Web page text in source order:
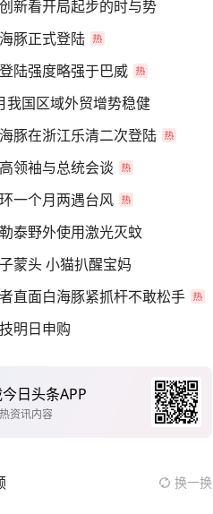
新看开局起步的时与势
豚正式登陆
陆强度略强于巴威
我国区域外贸增势稳健
豚在浙江乐清二次登陆
领袖与总统会谈
一个月两遇台风
泰野外使用激光灭蚊
蒙头 小猫扒醒宝妈
直面白海豚紧抓杆不敢松手
明日申购
日头条APP
资讯内容
换一换